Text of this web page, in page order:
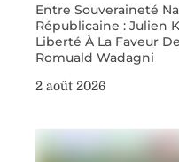
Entre Souveraineté
Républicaine : Julien
Liberté À La Faveur
Romuald Wadagni
2 août 2026